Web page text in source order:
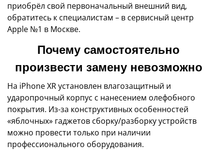
приобрёл свой первоначальный внешний вид,
обратитесь к специалистам – в сервисный центр
Apple №1 в Москве.
Почему самостоятельно
произвести замену невозможно
На iPhone XR установлен влагозащитный и
ударопрочный корпус с нанесением олефобного
покрытия. Из-за конструктивных особенностей
«яблочных» гаджетов сборку/разборку устройств
можно провести только при наличии
профессионального оборудования.